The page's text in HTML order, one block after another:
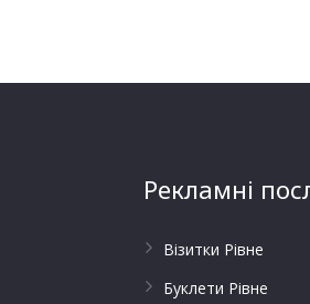
Рекламні
Візитки Рівне
Буклети Рівне